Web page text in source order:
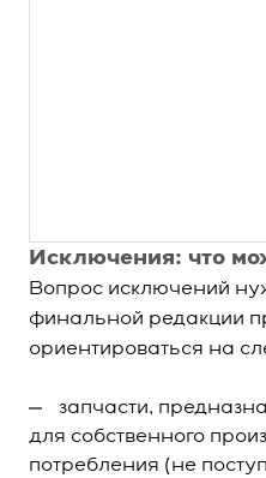
Исключения: что
Вопрос исключений
финальной редакции
ориентироваться на
запчасти,
для собственного
потребления (не